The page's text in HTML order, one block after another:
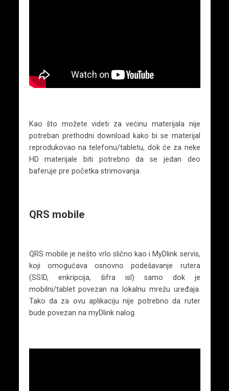
Kao što možete videti za većinu materijala nije
potreban prethodni download kako bi se materijal
reprodukovao na telefonu/tabletu, dok će za neke
HD materijale biti potrebno da se jedan deo
baferuje pre početka strimovanja.
QRS mobile
QRS mobile je nešto vrlo slično kao i MyDlink servis,
koji omogućava osnovno podešavanje rutera
(SSID, enkripcija, šifra isl) samo dok je
mobilni/tablet povezan na lokalnu mrežu uređaja.
Tako da za ovu aplikaciju nije potrebno da ruter
bude povezan na myDlink nalog.